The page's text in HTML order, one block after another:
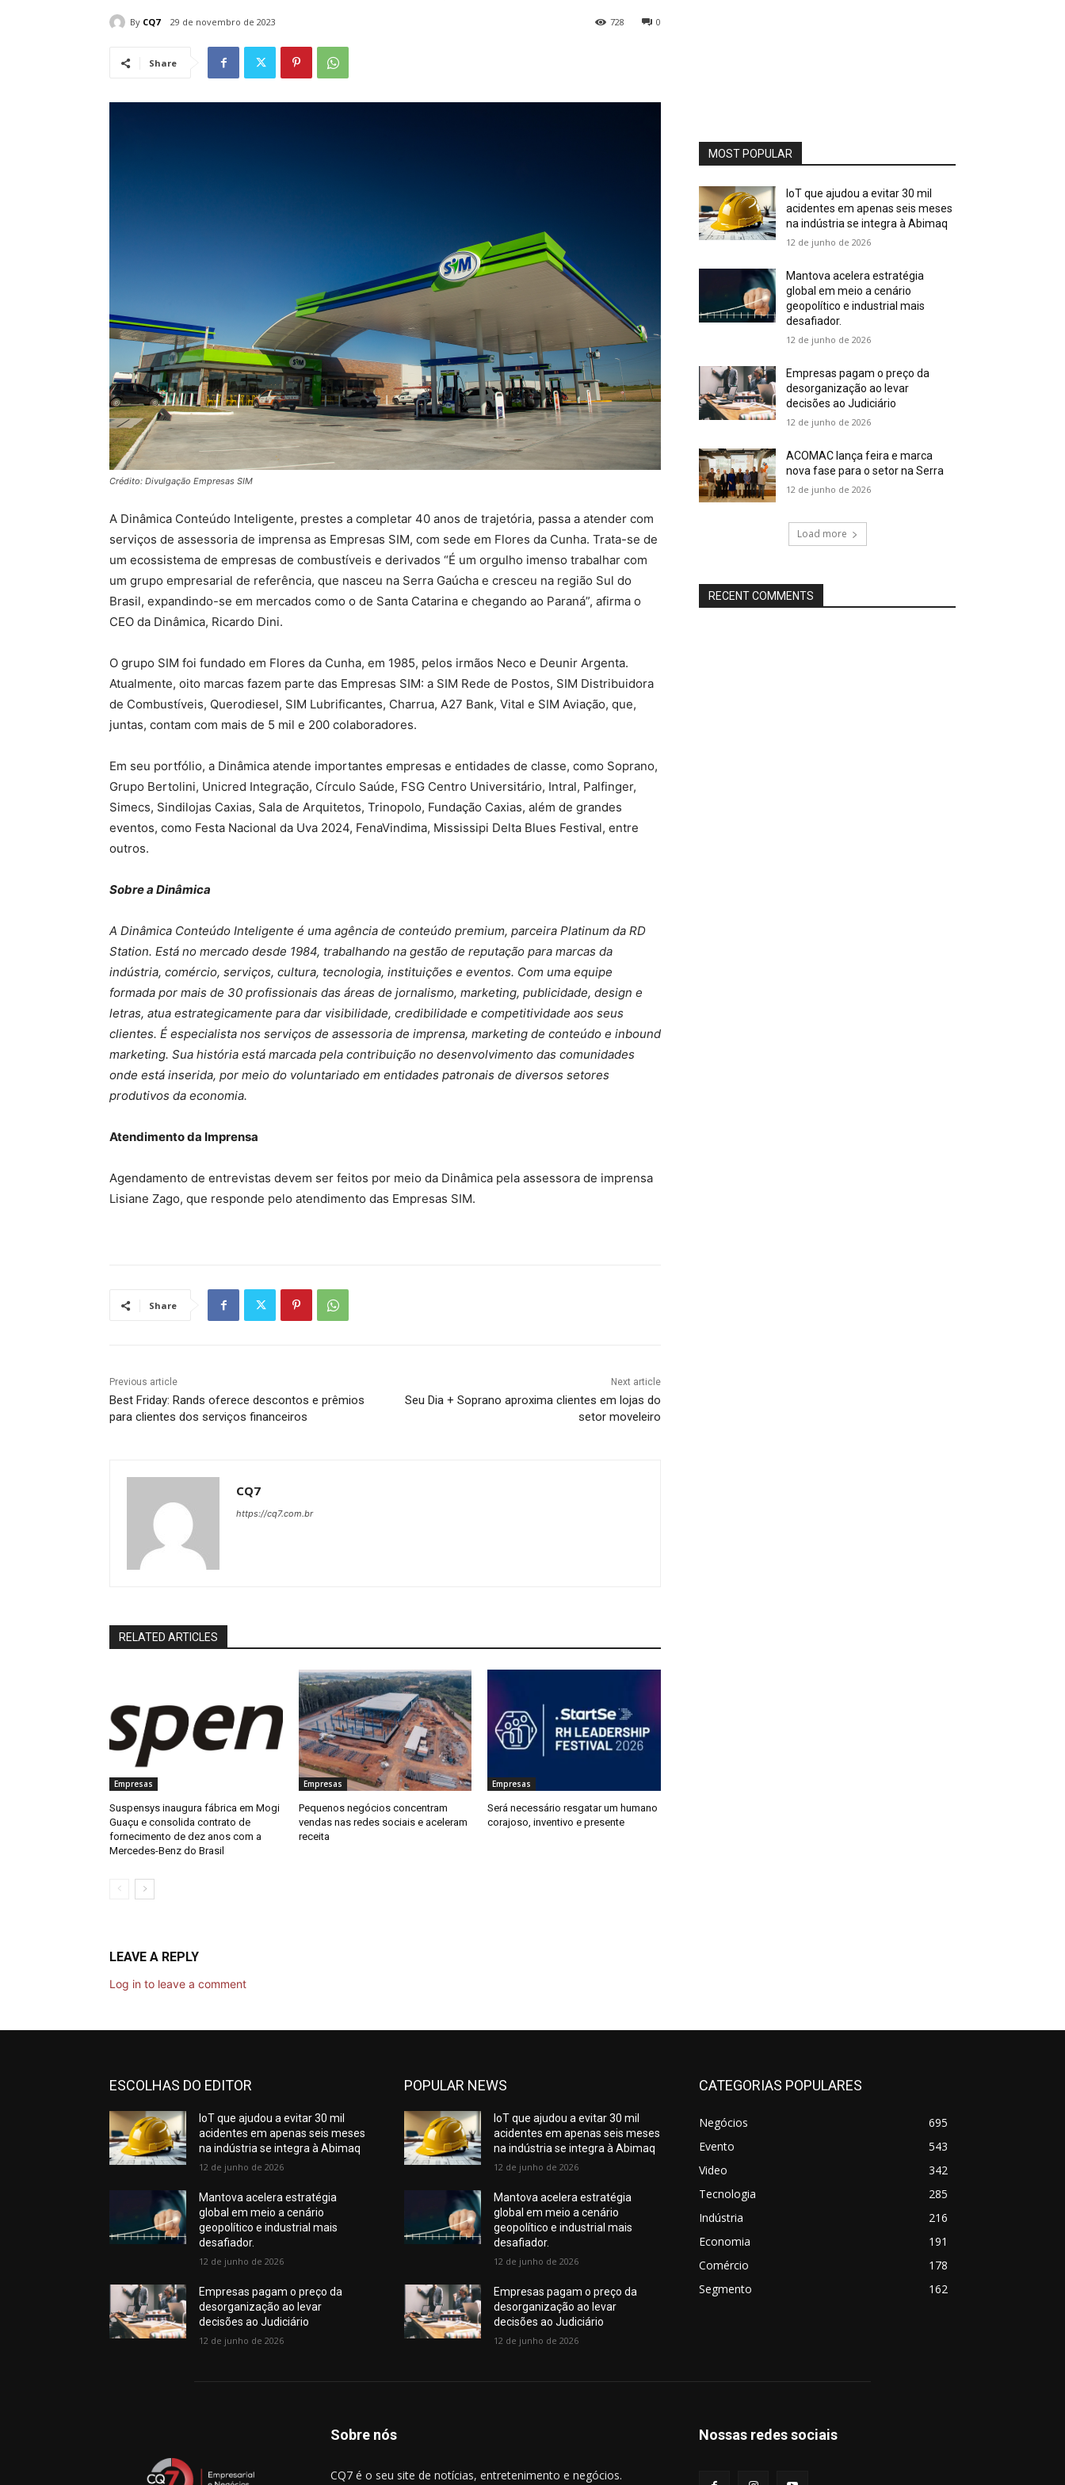
By CQ7 29 de novembro de 2023 0
728
Share
Crédito: Divulgação Empresas SIM
A Dinâmica Conteúdo Inteligente, prestes a completar 40 anos de trajetória, passa a atender com
serviços de assessoria de imprensa as Empresas SIM, com sede em Flores da Cunha. Trata-se de
um ecossistema de empresas de combustíveis e derivados “É um orgulho imenso trabalhar com
um grupo empresarial de referência, que nasceu na Serra Gaúcha e cresceu na região Sul do
Brasil, expandindo-se em mercados como o de Santa Catarina e chegando ao Paraná”, afirma o
CEO da Dinâmica, Ricardo Dini.
O grupo SIM foi fundado em Flores da Cunha, em 1985, pelos irmãos Neco e Deunir Argenta.
Atualmente, oito marcas fazem parte das Empresas SIM: a SIM Rede de Postos, SIM Distribuidora
de Combustíveis, Querodiesel, SIM Lubrificantes, Charrua, A27 Bank, Vital e SIM Aviação, que,
juntas, contam com mais de 5 mil e 200 colaboradores.
Em seu portfólio, a Dinâmica atende importantes empresas e entidades de classe, como Soprano,
Grupo Bertolini, Unicred Integração, Círculo Saúde, FSG Centro Universitário, Intral, Palfinger,
Simecs, Sindilojas Caxias, Sala de Arquitetos, Trinopolo, Fundação Caxias, além de grandes
eventos, como Festa Nacional da Uva 2024, FenaVindima, Mississipi Delta Blues Festival, entre
outros.
Sobre a Dinâmica
A Dinâmica Conteúdo Inteligente é uma agência de conteúdo premium, parceira Platinum da RD
Station. Está no mercado desde 1984, trabalhando na gestão de reputação para marcas da
indústria, comércio, serviços, cultura, tecnologia, instituições e eventos. Com uma equipe
formada por mais de 30 profissionais das áreas de jornalismo, marketing, publicidade, design e
letras, atua estrategicamente para dar visibilidade, credibilidade e competitividade aos seus
clientes. É especialista nos serviços de assessoria de imprensa, marketing de conteúdo e inbound
marketing. Sua história está marcada pela contribuição no desenvolvimento das comunidades
onde está inserida, por meio do voluntariado em entidades patronais de diversos setores
produtivos da economia.
Atendimento da Imprensa
Agendamento de entrevistas devem ser feitos por meio da Dinâmica pela assessora de imprensa
Lisiane Zago, que responde pelo atendimento das Empresas SIM.
Share
Previous article
Best Friday: Rands oferece descontos e prêmios
para clientes dos serviços financeiros
Next article
Seu Dia + Soprano aproxima clientes em lojas do
setor moveleiro
CQ7
https://cq7.com.br
RELATED ARTICLES
Empresas
Suspensys inaugura fábrica em Mogi
Guaçu e consolida contrato de
fornecimento de dez anos com a
Mercedes-Benz do Brasil
Empresas
Pequenos negócios concentram
vendas nas redes sociais e aceleram
receita
Empresas
Será necessário resgatar um humano
corajoso, inventivo e presente
LEAVE A REPLY
Log in to leave a comment
MOST POPULAR
IoT que ajudou a evitar 30 mil
acidentes em apenas seis meses
na indústria se integra à Abimaq
12 de junho de 2026
Mantova acelera estratégia
global em meio a cenário
geopolítico e industrial mais
desafiador.
12 de junho de 2026
Empresas pagam o preço da
desorganização ao levar
decisões ao Judiciário
12 de junho de 2026
ACOMAC lança feira e marca
nova fase para o setor na Serra
12 de junho de 2026
Load more
RECENT COMMENTS
ESCOLHAS DO EDITOR
IoT que ajudou a evitar 30 mil
acidentes em apenas seis meses
na indústria se integra à Abimaq
12 de junho de 2026
Mantova acelera estratégia
global em meio a cenário
geopolítico e industrial mais
desafiador.
12 de junho de 2026
Empresas pagam o preço da
desorganização ao levar
decisões ao Judiciário
12 de junho de 2026
POPULAR NEWS
IoT que ajudou a evitar 30 mil
acidentes em apenas seis meses
na indústria se integra à Abimaq
12 de junho de 2026
Mantova acelera estratégia
global em meio a cenário
geopolítico e industrial mais
desafiador.
12 de junho de 2026
Empresas pagam o preço da
desorganização ao levar
decisões ao Judiciário
12 de junho de 2026
CATEGORIAS POPULARES
Negócios
695
Evento
543
Video
342
Tecnologia
285
Indústria
216
Economia
191
Comércio
178
Segmento
162
Sobre nós
CQ7 é o seu site de notícias, entretenimento e negócios.
Nossas redes sociais